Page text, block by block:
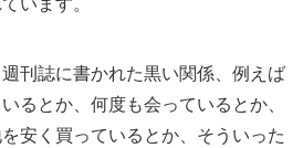
刊誌に書かれた黒い関係、例えば
るとか、何度も会っているとか、
安く買っているとか、そういった